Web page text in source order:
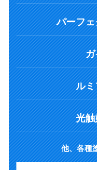
パーフ
ガ
ル
光
他、各種